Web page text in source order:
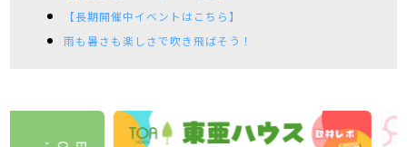
【長期開催中イベントはこちら】
雨も暑さも楽しさで吹き飛ばそう！